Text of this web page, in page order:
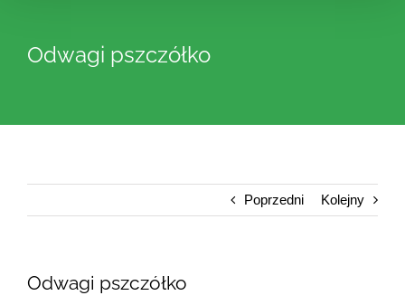
Odwagi pszczółko
Poprzedni Kolejny
Odwagi pszczółko